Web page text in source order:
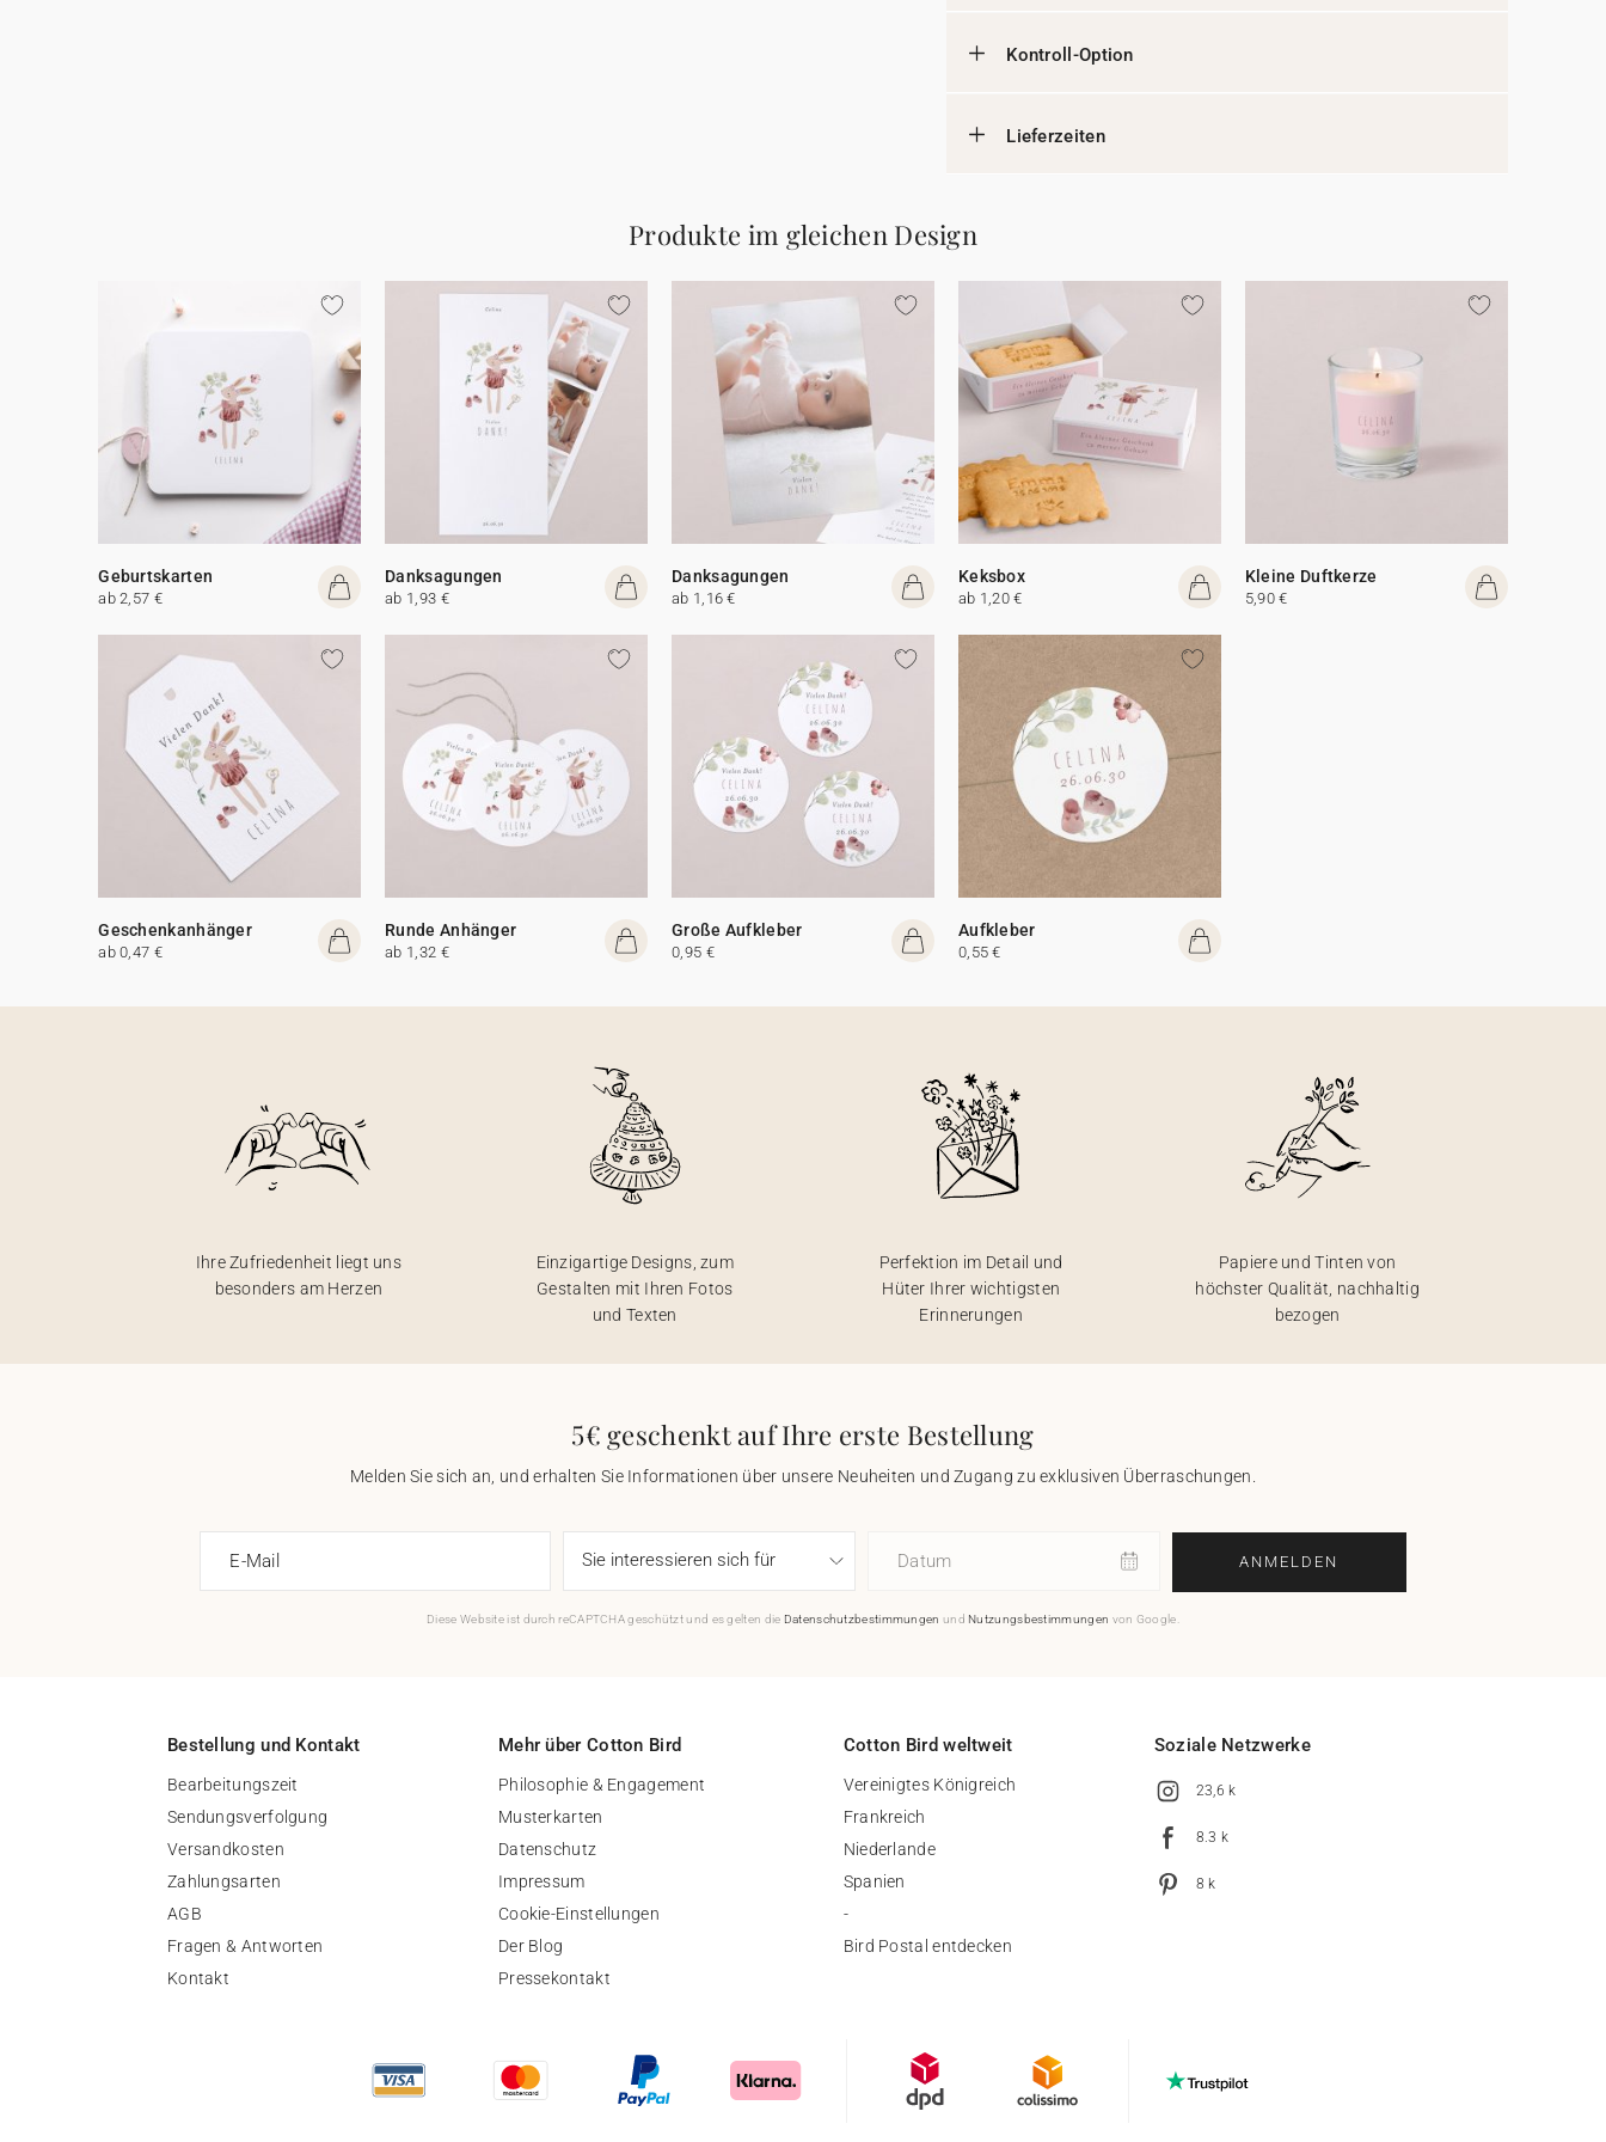
Kontroll-Option
Lieferzeiten
Produkte im gleichen Design
Geburtskarten
ab 2,57 €
Danksagungen
ab 1,93 €
Danksagungen
ab 1,16 €
Keksbox
ab 1,20 €
Kleine Duftkerze
5,90 €
Geschenkanhänger
ab 0,47 €
Runde Anhänger
ab 1,32 €
Große Aufkleber
0,95 €
Aufkleber
0,55 €
Ihre Zufriedenheit liegt uns
besonders am Herzen
Einzigartige Designs, zum
Gestalten mit Ihren Fotos
und Texten
Perfektion im Detail und
Hüter Ihrer wichtigsten
Erinnerungen
Papiere und Tinten von
höchster Qualität, nachhaltig
bezogen
5€ geschenkt auf Ihre erste Bestellung
Melden Sie sich an, und erhalten Sie Informationen über unsere Neuheiten und Zugang zu exklusiven Überraschungen.
E-Mail Datum ANMELDEN
Diese Website ist durch reCAPTCHA geschützt und es gelten die Datenschutzbestimmungen und Nutzungsbestimmungen von Google.
Bestellung und Kontakt
Bearbeitungszeit
Sendungsverfolgung
Versandkosten
Zahlungsarten
AGB
Fragen & Antworten
Kontakt
Mehr über Cotton Bird
Philosophie & Engagement
Musterkarten
Datenschutz
Impressum
Cookie-Einstellungen
Der Blog
Pressekontakt
Cotton Bird weltweit
Vereinigtes Königreich
Frankreich
Niederlande
Spanien
-
Bird Postal entdecken
Soziale Netzwerke
23,6 k
8.3 k
8 k